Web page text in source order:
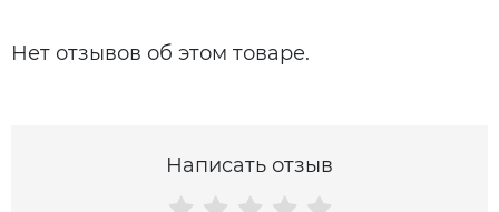
Нет отзывов об этом товаре.
Написать отзыв